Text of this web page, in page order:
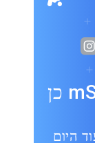
לנחש זה לא עובד. mSpy כן
היום